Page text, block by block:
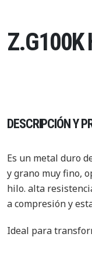
Z.G100K
DESCRIPCIÓN Y
Es un metal duro
y grano muy fino,
hilo. alta
a compresión y
Ideal para